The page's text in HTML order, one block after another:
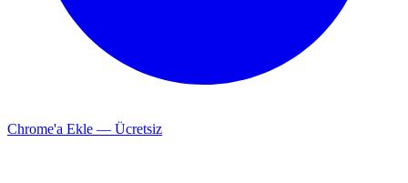
Chrome'a Ekle — Ücretsiz